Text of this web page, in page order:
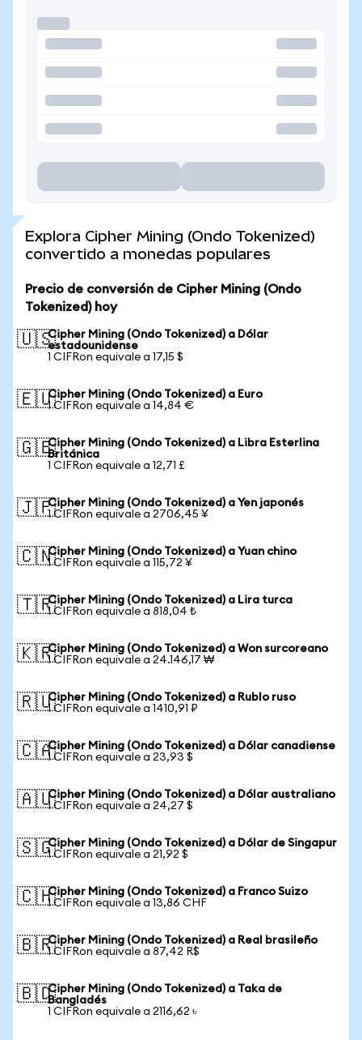
Explora Cipher Mining (Ondo Tokenized)
convertido a monedas populares
Precio de conversión de Cipher Mining (Ondo
Tokenized) hoy
🇺🇸Cipher Mining (Ondo Tokenized) a Dólar
estadounidense
1 CIFRon equivale a 17,15 $
🇪🇺Cipher Mining (Ondo Tokenized) a Euro
1 CIFRon equivale a 14,84 €
🇬🇧Cipher Mining (Ondo Tokenized) a Libra Esterlina
Británica
1 CIFRon equivale a 12,71 £
🇯🇵Cipher Mining (Ondo Tokenized) a Yen japonés
1 CIFRon equivale a 2706,45 ¥
🇨🇳Cipher Mining (Ondo Tokenized) a Yuan chino
1 CIFRon equivale a 115,72 ¥
🇹🇷Cipher Mining (Ondo Tokenized) a Lira turca
1 CIFRon equivale a 818,04 ₺
🇰🇷Cipher Mining (Ondo Tokenized) a Won surcoreano
1 CIFRon equivale a 24.146,17 ₩
🇷🇺Cipher Mining (Ondo Tokenized) a Rublo ruso
1 CIFRon equivale a 1410,91 ₽
🇨🇦Cipher Mining (Ondo Tokenized) a Dólar canadiense
1 CIFRon equivale a 23,93 $
🇦🇺Cipher Mining (Ondo Tokenized) a Dólar australiano
1 CIFRon equivale a 24,27 $
🇸🇬Cipher Mining (Ondo Tokenized) a Dólar de Singapur
1 CIFRon equivale a 21,92 $
🇨🇭Cipher Mining (Ondo Tokenized) a Franco Suizo
1 CIFRon equivale a 13,86 CHF
🇧🇷Cipher Mining (Ondo Tokenized) a Real brasileño
1 CIFRon equivale a 87,42 R$
🇧🇩Cipher Mining (Ondo Tokenized) a Taka de
Bangladés
1 CIFRon equivale a 2116,62 ৳